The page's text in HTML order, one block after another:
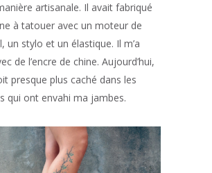
artisanale. Il avait fabriqué
à tatouer avec un moteur de
un stylo et un élastique. Il m’a
de l’encre de chine. Aujourd’hui,
presque plus caché dans les
qui ont envahi ma jambes.